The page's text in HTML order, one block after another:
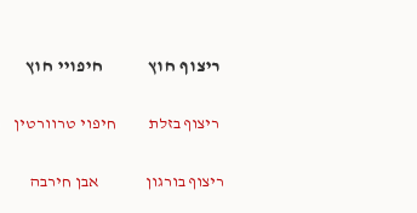
ריצוף חוץ חיפויי חוץ
ריצוף בזלת חיפוי טרוורטין
ריצוף בורגון אבן חירבה